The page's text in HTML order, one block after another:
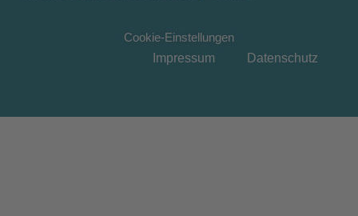
Cookie-Einstellungen
Impressum
Datenschutz